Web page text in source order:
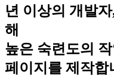
년 이상의 개발
해
높은 숙련도의
페이지를 제작합